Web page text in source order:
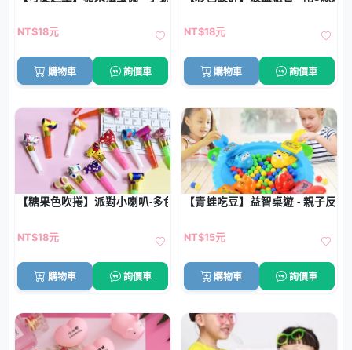
NT$18元
購物車 詢價車
NT$18元
購物車 詢價車
【糖果色吹捲】派對小喇叭-多色口哨生日派對玩具
NT$18元
購物車 詢價車
【青蛙吃豆】益智桌遊 - 親子反應
NT$15元
購物車 詢價車